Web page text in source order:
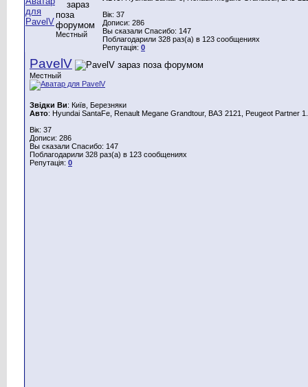
Местный
Вік: 37
Дописи: 286
Вы сказали Спасибо: 147
Поблагодарили 328 раз(а) в 123 сообщениях
Репутація: 0
PavelV
Местный
Звідки Ви: Київ, Березняки
Авто: Hyundai SantaFe, Renault Megane Grandtour, ВАЗ 2121, Peugeot Partner
Вік: 37
Дописи: 286
Вы сказали Спасибо: 147
Поблагодарили 328 раз(а) в 123 сообщениях
Репутація: 0